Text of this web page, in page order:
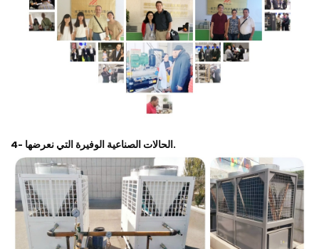
4- الحالات الصناعية الوفيرة التي نعرضها.